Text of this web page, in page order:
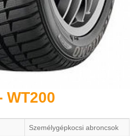
WT200
Személygépkocsi abroncsok